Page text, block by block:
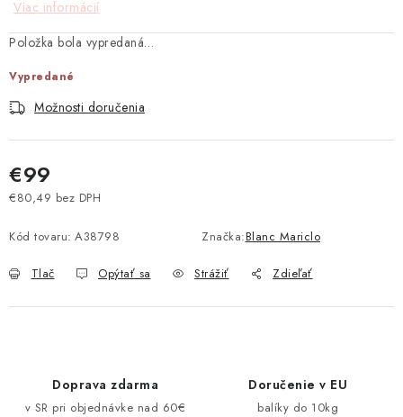
VŠETKY PRODUKTY
ZNAČKY
Ako nakupovať Doprava a platba
Obchodné podmienky
Podmienky ochrany osobných údajov
Návod na údržbu nábytku
Viac informácií
Položka bola vypredaná…
Vypredané
Možnosti doručenia
€99
€80,49 bez DPH
Kód tovaru: A38798 Značka:Blanc Mariclo
Tlač Opýtať sa Strážiť Zdieľať
Doprava zdarma
v SR pri objednávke nad 60€
Doručenie v EU
balíky do 10kg